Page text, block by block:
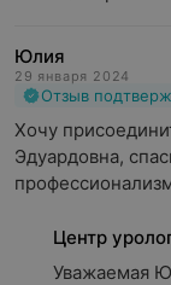
Юлия
29 января 2024
Отзыв
Хочу
Эдуардовна,
Центр
Уважаемая